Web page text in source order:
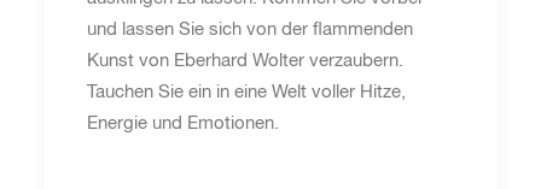
und lassen Sie sich von der flammenden
Kunst von Eberhard Wolter verzaubern.
Tauchen Sie ein in eine Welt voller Hitze,
Energie und Emotionen.